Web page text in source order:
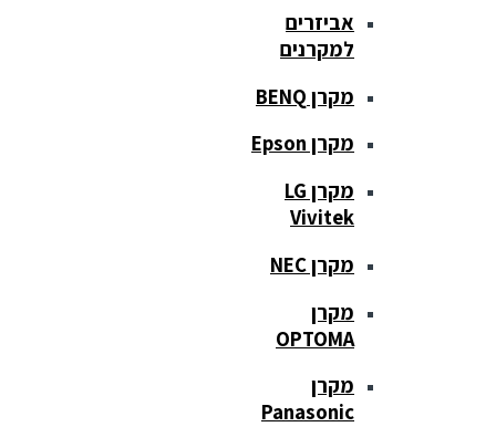
אביזרים
למקרנים
מקרן BENQ
מקרן Epson
מקרן LG
Vivitek
מקרן NEC
מקרן
OPTOMA
מקרן
Panasonic